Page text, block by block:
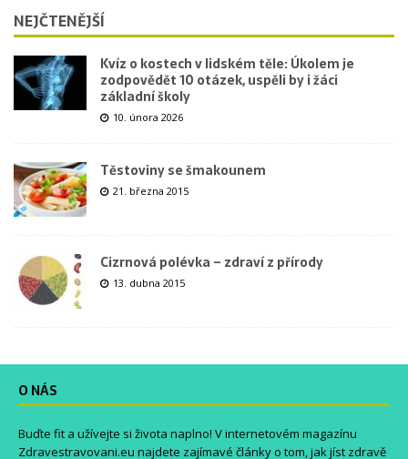
NEJČTENĚJŠÍ
Kvíz o kostech v lidském těle: Úkolem je
zodpovědět 10 otázek, uspěli by i žáci
základní školy
10. února 2026
Těstoviny se šmakounem
21. března 2015
Cizrnová polévka – zdraví z přírody
13. dubna 2015
O NÁS
Buďte fit a užívejte si života naplno! V internetovém magazínu
Zdravestravovani.eu najdete zajímavé články o tom, jak jíst zdravě